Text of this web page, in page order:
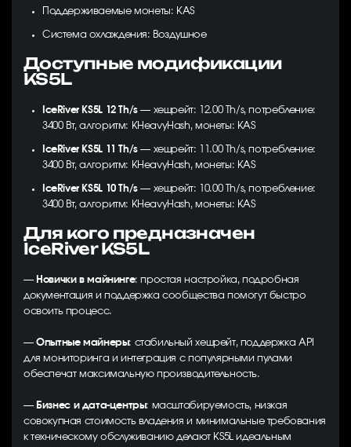
Поддерживаемые монеты: KAS
Система охлаждения: Воздушное
Доступные модификации
KS5L
IceRiver KS5L 12 Th/s— хешрейт: 12.00 Th/s, потребление:
3400 Вт, алгоритм: KHeavyHash, монеты: KAS
IceRiver KS5L 11 Th/s— хешрейт: 11.00 Th/s, потребление:
3400 Вт, алгоритм: KHeavyHash, монеты: KAS
IceRiver KS5L 10 Th/s— хешрейт: 10.00 Th/s, потребление:
3400 Вт, алгоритм: KHeavyHash, монеты: KAS
Для кого предназначен
IceRiver KS5L
— Новички в майнинге: простая настройка, подробная
документация и поддержка сообщества помогут быстро
освоить процесс.
—Опытные майнеры: стабильный хешрейт, поддержка API
для мониторинга и интеграция с популярными пулами
обеспечат максимальную производительность.
— Бизнес и дата-центры: масштабируемость, низкая
совокупная стоимость владения и минимальные требования
к техническому обслуживанию делают KS5L идеальным